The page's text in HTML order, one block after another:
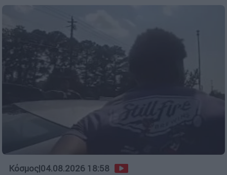
Κόσμος|04.08.2026 18:58